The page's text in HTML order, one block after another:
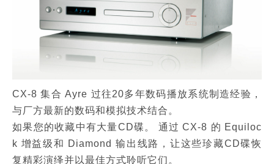
CX-8 集合 Ayre 过往20多年数码播放系统制造经验，
与厂方最新的数码和模拟技术结合。
如果您的收藏中有大量CD碟。 通过 CX-8 的 Equiloc
k 增益级和 Diamond 输出线路，让这些珍藏CD碟恢
复精彩演绎并以最佳方式聆听它们。